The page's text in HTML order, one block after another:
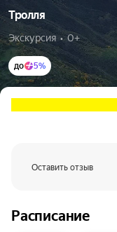
Тролля
Экскурсия  •  0+
до 5%
Оставить отзыв
Расписание